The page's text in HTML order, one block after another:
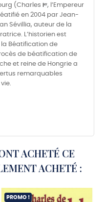
(Charles Iᵉʳ, l’Empereur
en 2004 par Jean-
Sévillia, auteur de la
L’historien est
la Béatification de
de béatification de
et reine de Hongrie a
remarquables
ACHETÉ CE
ACHETÉ :
PROMO !